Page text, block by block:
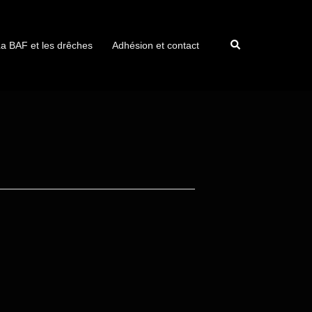
BAF et les drêches Adhésion et contact